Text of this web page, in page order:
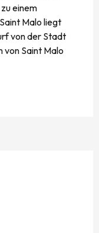
einem
Malo liegt
von der Stadt
von Saint Malo